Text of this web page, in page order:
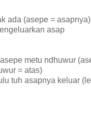
ada (asepe = asapnya)
asap
metu ndhuwur
= atas)
tuh asapnya keluar